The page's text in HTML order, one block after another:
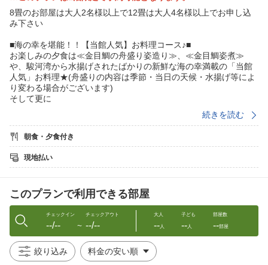
8畳のお部屋は大人2名様以上で12畳は大人4名様以上でお申し込
み下さい
■海の幸を堪能！！【当館人気】お料理コース♪■
お楽しみの夕食は≪金目鯛の舟盛り姿造り≫、≪金目鯛姿煮≫
や、駿河湾から水揚げされたばかりの新鮮な海の幸満載の「当館
人気」お料理★(舟盛りの内容は季節・当日の天候・水揚げ等によ
り変わる場合がございます)
そして更に
≪伊勢海老のお造り(9月中旬〜5月中旬)≫か ≪姿ズワイガニ≫
(伊勢海老の漁期の終わる5月中旬〜9月中旬はカニになります。伊
勢海老 カニの入荷状況によりご希望に添えない場合もございま
す。
■お部屋
海が見える客室指定♪お部屋からは、堂ヶ島の青い海と天然記念物
「天窓洞」入口が眼下に広がる絶景。カップル・ファミリーにも
お勧めです。
堂ヶ島で唯一 客室や展望風呂から天然記念物「天窓洞」入口を一
望できる
全10室のアットホームな雰囲気の宿!
続きを読む
朝食・夕食付き
現地払い
このプランで利用できる部屋
チェックイン
--/-- 〜
チェックアウト
--/--
大人
--人
子ども
--人
部屋数
--部屋
絞り込み